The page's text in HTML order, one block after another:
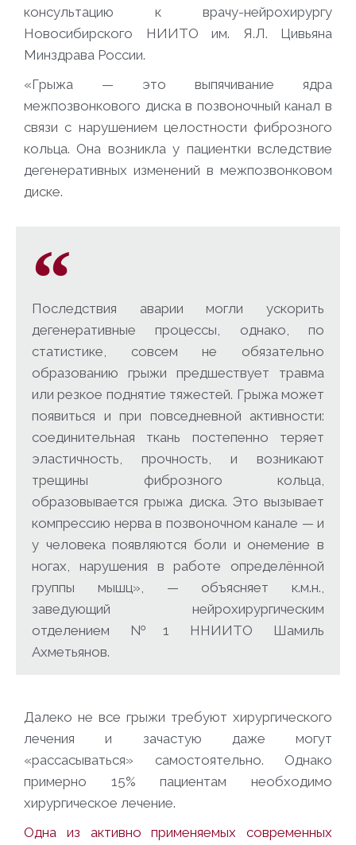
консультацию к врачу-нейрохирургу
Новосибирского НИИТО им. Я.Л. Цивьяна
Минздрава России.
«Грыжа — это выпячивание ядра
межпозвонкового диска в позвоночный канал в
связи с нарушением целостности фиброзного
кольца. Она возникла у пациентки вследствие
дегенеративных изменений в межпозвонковом
диске.
Последствия аварии могли ускорить
дегенеративные процессы, однако, по
статистике, совсем не обязательно
образованию грыжи предшествует травма
или резкое поднятие тяжестей. Грыжа может
появиться и при повседневной активности:
соединительная ткань постепенно теряет
эластичность, прочность, и возникают
трещины фиброзного кольца,
образовывается грыжа диска. Это вызывает
компрессию нерва в позвоночном канале — и
у человека появляются боли и онемение в
ногах, нарушения в работе определённой
группы мышц», — объясняет к.м.н.,
заведующий нейрохирургическим
отделением №1 ННИИТО Шамиль
Ахметьянов.
Далеко не все грыжи требуют хирургического
лечения и зачастую даже могут
«рассасываться» самостоятельно. Однако
примерно 15% пациентам необходимо
хирургическое лечение.
Одна из активно применяемых современных